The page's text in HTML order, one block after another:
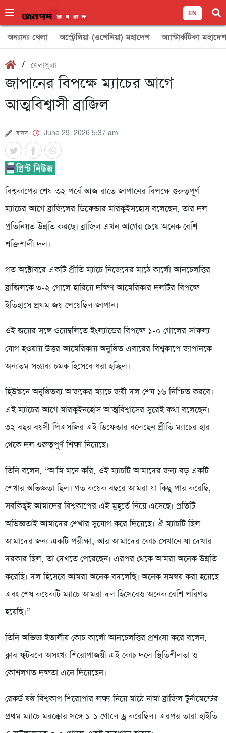
EN
অন্যান্য খেলা অস্ট্রেলিয়া (ওশেনিয়া) মহাদেশ অ্যান্টার্কটিকা মহাদেশ
/ খেলাধুলা
জাপানের বিপক্ষে ম্যাচের আগে
আত্মবিশ্বাসী ব্রাজিল
বাসস June 29, 2026 5:37 am
বিশ্বকাপের শেষ-৩২ পর্বে আজ রাতে জাপানের বিপক্ষে গুরুত্বপূর্ণ
ম্যাচের আগে ব্রাজিলের ডিফেন্ডার মারকুইসহোস বলেছেন, তার দল
প্রতিনিয়ত উন্নতি করছে। ব্রাজিল এখন আগের চেয়ে অনেক বেশি
শক্তিশালী দল।
গত অক্টোবরে একটি প্রীতি ম্যাচে নিজেদের মাঠে কার্লো আনচেলত্তির
ব্রাজিলকে ৩-২ গোলে হারিয়ে দক্ষিণ আমেরিকার দলটির বিপক্ষে
ইতিহাসে প্রথম জয় পেয়েছিল জাপান।
ওই জয়ের সঙ্গে ওয়েম্বলিতে ইংল্যান্ডের বিপক্ষে ১-০ গোলের সাফল্য
যোগ হওয়ায় উত্তর আমেরিকায় অনুষ্ঠিত এবারের বিশ্বকাপে জাপানকে
অন্যতম সম্ভাব্য চমক হিসেবে ধরা হচ্ছিল।
হিউস্টনে অনুষ্ঠিতব্য আজকের ম্যাচে জয়ী দল শেষ ১৬ নিশ্চিত করবে।
এই ম্যাচের আগে মারকুইনহোস আত্মবিশ্বাসের সুরেই কথা বলেছেন।
৩২ বছর বয়সী পিএসজির এই ডিফেন্ডার বলেছেন প্রীতি ম্যাচের হার
থেকে দল গুরুত্বপূর্ণ শিক্ষা নিয়েছে।
তিনি বলেন, “আমি মনে করি, ওই ম্যাচটি আমাদের জন্য বড় একটি
শেখার অভিজ্ঞতা ছিল। গত কয়েক বছরে আমরা যা কিছু পার করেছি,
সবকিছুই আমাদের বিশ্বকাপের এই মুহূর্তে নিয়ে এসেছে। প্রতিটি
অভিজ্ঞতাই আমাদের শেখার সুযোগ করে দিয়েছে। ঐ ম্যাচটি ছিল
আমাদের জন্য একটি পরীক্ষা, আর আমাদের কোচ সেখানে যা দেখার
দরকার ছিল, তা দেখতে পেরেছেন। এরপর থেকে আমরা অনেক উন্নতি
করেছি। দল হিসেবে আমরা অনেক বদলেছি। অনেক সমন্বয় করা হয়েছে
এবং শেষ কয়েকটি ম্যাচে আমরা দল হিসেবেও অনেক বেশি পরিণত
হয়েছি।”
তিনি অভিজ্ঞ ইতালীয় কোচ কার্লো আনচেলত্তির প্রশংসা করে বলেন,
ক্লাব ফুটবলে অসংখ্য শিরোপাজয়ী এই কোচ দলে স্থিতিশীলতা ও
কৌশলগত দক্ষতা এনে দিয়েছেন।
রেকর্ড ষষ্ঠ বিশ্বকাপ শিরোপার লক্ষ্য নিয়ে মাঠে নামা ব্রাজিল টুর্নামেন্টের
প্রথম ম্যাচে মরক্কোর সঙ্গে ১-১ গোলে ড্র করেছিল। এরপর তারা হাইতি